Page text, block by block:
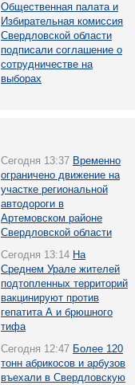
Общественная палата и
Избирательная комиссия
Свердловской области
подписали соглашение о
сотрудничестве на
выборах
Сегодня 13:37 Временно
ограничено движение на
участке региональной
автодороги в
Артемовском районе
Свердловской области
Сегодня 13:14 На
Среднем Урале жителей
подтопленных территорий
вакцинируют против
гепатита А и брюшного
тифа
Сегодня 12:47 Более 120
тонн абрикосов и арбузов
въехали в Свердловскую